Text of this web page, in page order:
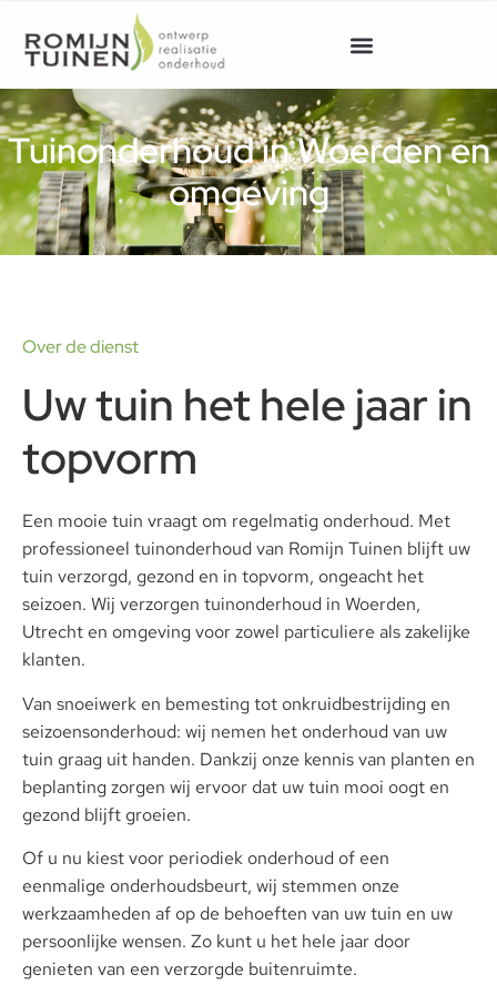
Tuinonderhoud in Woerden en
omgeving
Over de dienst
Uw tuin het hele jaar in
topvorm
Een mooie tuin vraagt om regelmatig onderhoud. Met
professioneel tuinonderhoud van Romijn Tuinen blijft uw
tuin verzorgd, gezond en in topvorm, ongeacht het
seizoen. Wij verzorgen tuinonderhoud in Woerden,
Utrecht en omgeving voor zowel particuliere als zakelijke
klanten.
Van snoeiwerk en bemesting tot onkruidbestrijding en
seizoensonderhoud: wij nemen het onderhoud van uw
tuin graag uit handen. Dankzij onze kennis van planten en
beplanting zorgen wij ervoor dat uw tuin mooi oogt en
gezond blijft groeien.
Of u nu kiest voor periodiek onderhoud of een
eenmalige onderhoudsbeurt, wij stemmen onze
werkzaamheden af op de behoeften van uw tuin en uw
persoonlijke wensen. Zo kunt u het hele jaar door
genieten van een verzorgde buitenruimte.